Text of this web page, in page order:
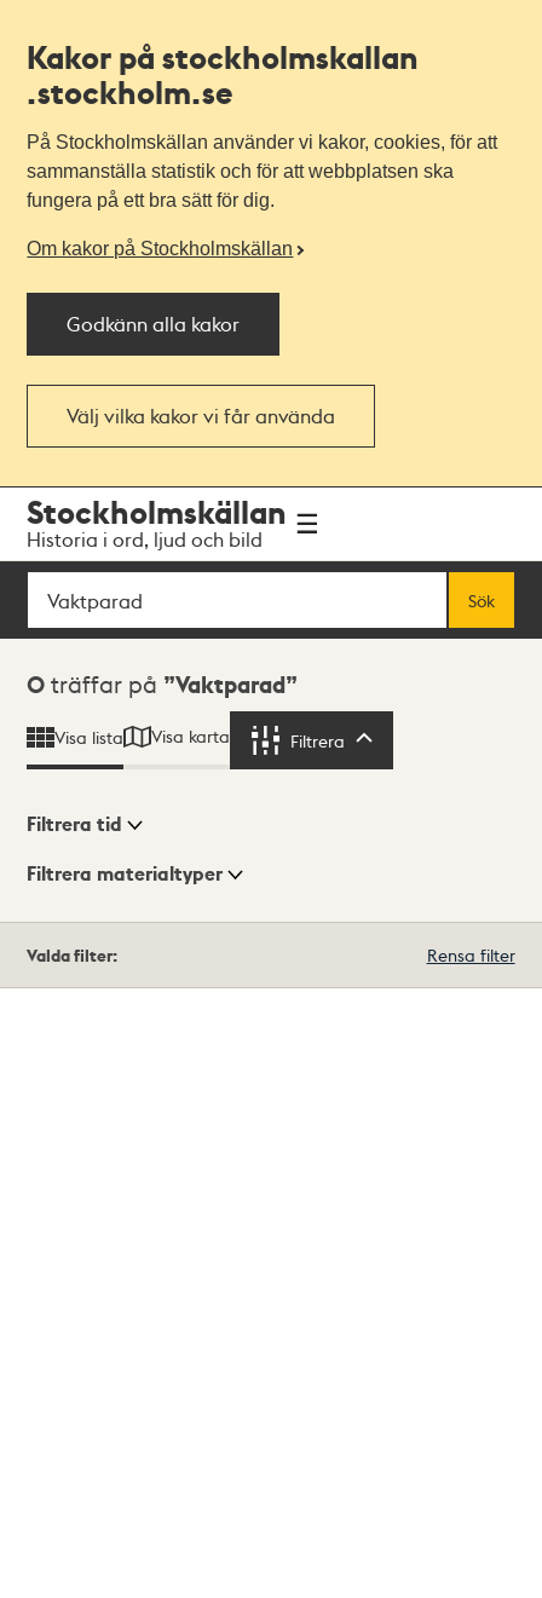
Kakor på stockholmskallan
.stockholm.se
På Stockholmskällan använder vi kakor, cookies, för att
sammanställa statistik och för att webbplatsen ska
fungera på ett bra sätt för dig.
Om kakor på Stockholmskällan
Godkänn alla kakor
Välj vilka kakor vi får använda
navigationen
huvudinnehållet
Stockholmskällan
Historia i ord, ljud och bild
Sök
Sök
Sökresultat
0 träffar på Vaktparad
Visa lista Visa karta Filtrera
Visningsläge
Filtrera tid
Filtrera materialtyper
träffar
Valda filter: Rensa filter